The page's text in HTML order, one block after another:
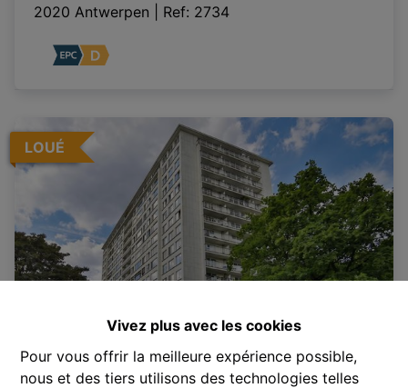
Vivez plus avec les cookies
Pour vous offrir la meilleure expérience possible,
nous et des tiers utilisons des technologies telles
2020 Antwerpen Ref: 2734
LOUÉ